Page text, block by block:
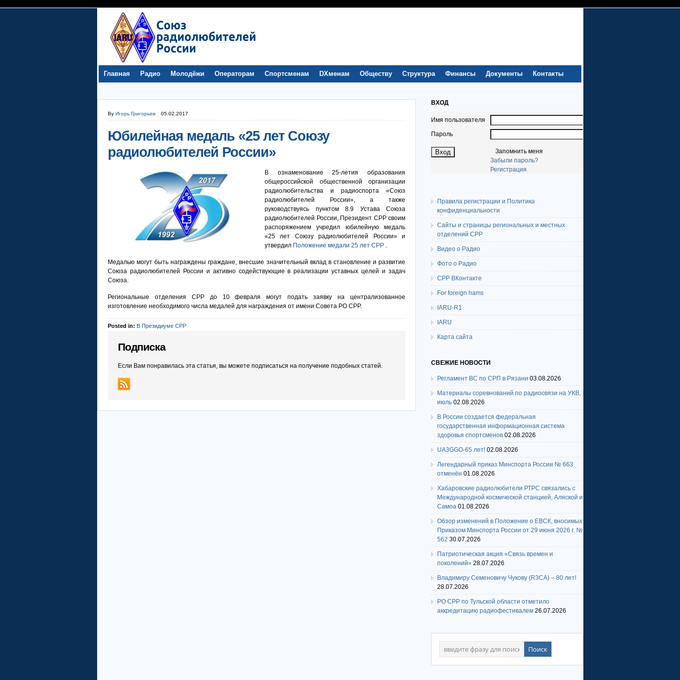
Главная Радио Молодёжи Операторам Спортсменам DXменам Обществу Структура Финансы Документы Контакты
By Игорь Григорьев 05.02.2017
Юбилейная медаль «25 лет Союзу
радиолюбителей России»
В ознаменование 25-летия образования
общероссийской общественной организации
радиолюбительства и радиоспорта «Союз
радиолюбителей России», а также
руководствуясь пунктом 8.9 Устава Союза
радиолюбителей России, Президент СРР своим
распоряжением учредил юбилейную медаль
«25 лет Союзу радиолюбителей России» и
утвердил Положение медали 25 лет СРР .
Медалью могут быть награждены граждане, внесшие значительный вклад в становление и развитие
Союза радиолюбителей России и активно содействующие в реализации уставных целей и задач
Союза.
Региональные отделения СРР до 10 февраля могут подать заявку на централизованное
изготовление необходимого числа медалей для награждения от имени Совета РО СРР.
Posted in: В Президиуме СРР
Подписка
Если Вам понравилась эта статья, вы можете подписаться на получение подобных статей.
ВХОД
Имя пользователя
Пароль
Запомнить меня
Забыли пароль?
Регистрация
Правила регистрации и Политика
конфиденциальности
Сайты и страницы региональных и местных
отделений СРР
Видео о Радио
Фото о Радио
СРР ВКонтакте
For foreign hams
IARU-R1
IARU
Карта сайта
СВЕЖИЕ НОВОСТИ
Регламент ВС по СРП в Рязани 03.08.2026
Материалы соревнований по радиосвязи на УКВ,
июль 02.08.2026
В России создается федеральная
государственная информационная система
здоровья спортсменов 02.08.2026
UA3GGO-65 лет! 02.08.2026
Легендарный приказ Минспорта России № 663
отменён 01.08.2026
Хабаровские радиолюбители РТРС связались с
Международной космической станцией, Аляской и
Самоа 01.08.2026
Обзор изменений в Положение о ЕВСК, вносимых
Приказом Минспорта России от 29 июня 2026 г. №
562 30.07.2026
Патриотическая акция «Связь времен и
поколений» 28.07.2026
Владимиру Семеновичу Чукову (R3CA) – 80 лет!
28.07.2026
РО СРР по Тульской области отметило
аккредитацию радиофестивалем 26.07.2026